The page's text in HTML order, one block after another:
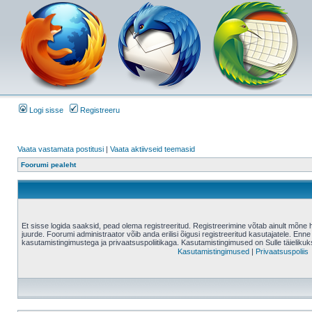
Logi sisse Registreeru
Vaata vastamata postitusi | Vaata aktiivseid teemasid
Foorumi pealeht
Et sisse logida saaksid, pead olema registreeritud. Registreerimine võtab ainult mõne
juurde. Foorumi administraator võib anda erilisi õigusi registreeritud kasutajatele.
kasutamistingimustega ja privaatsuspoliitikaga. Kasutamistingimused on Sulle
Kasutamistingimused| Privaatsuspoliis